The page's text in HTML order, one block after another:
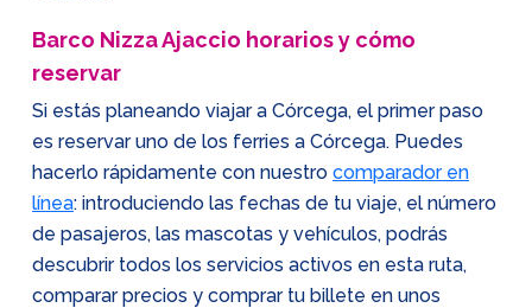
Barco Nizza Ajaccio horarios y cómo
reservar
Si estás planeando viajar a Córcega, el primer paso
es reservar uno de los ferries a Córcega. Puedes
hacerlo rápidamente con nuestro comparador en
línea: introduciendo las fechas de tu viaje, el número
de pasajeros, las mascotas y vehículos, podrás
descubrir todos los servicios activos en esta ruta,
comparar precios y comprar tu billete en unos